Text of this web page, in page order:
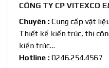
CÔNG TY CP VITEXCO
Chuyên : Cung cấp vật
Thiết kế kiến trúc, thi
kiến trúc…
Hotline : 0246.254.4567